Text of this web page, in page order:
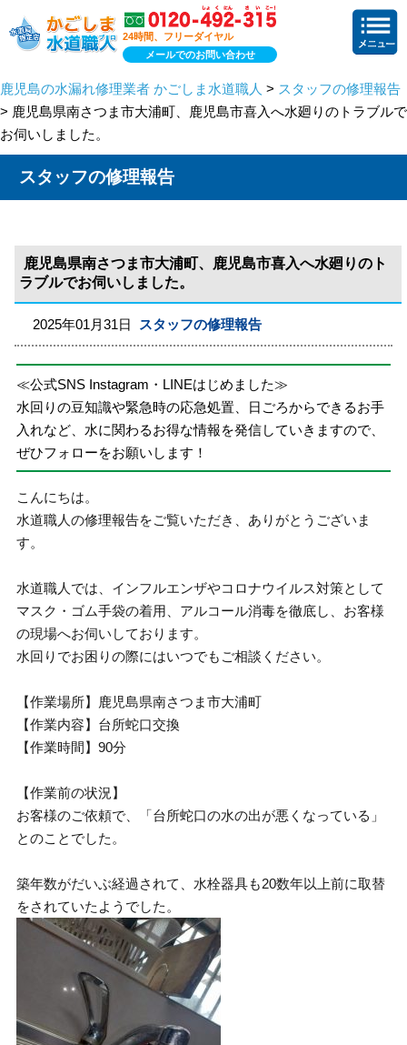
24時間、フリーダイヤル
メールでのお問い合わせ
鹿児島の水漏れ修理業者 かごしま水道職人 > スタッフの修理報告
> 鹿児島県南さつま市大浦町、鹿児島市喜入へ水廻りのトラブルで
お伺いしました。
スタッフの修理報告
鹿児島県南さつま市大浦町、鹿児島市喜入へ水廻りのト
ラブルでお伺いしました。
2025年01月31日 スタッフの修理報告
≪公式SNS Instagram・LINEはじめました≫
水回りの豆知識や緊急時の応急処置、日ごろからできるお手
入れなど、水に関わるお得な情報を発信していきますので、
ぜひフォローをお願いします！
こんにちは。
水道職人の修理報告をご覧いただき、ありがとうございま
す。
水道職人では、インフルエンザやコロナウイルス対策として
マスク・ゴム手袋の着用、アルコール消毒を徹底し、お客様
の現場へお伺いしております。
水回りでお困りの際にはいつでもご相談ください。
【作業場所】鹿児島県南さつま市大浦町
【作業内容】台所蛇口交換
【作業時間】90分
【作業前の状況】
お客様のご依頼で、「台所蛇口の水の出が悪くなっている」
とのことでした。
築年数がだいぶ経過されて、水栓器具も20数年以上前に取替
をされていたようでした。